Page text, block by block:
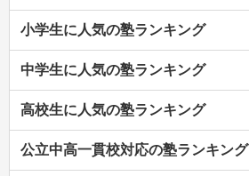
小学生に人気の塾ランキング
中学生に人気の塾ランキング
高校生に人気の塾ランキング
公立中高一貫校対応の塾ランキング